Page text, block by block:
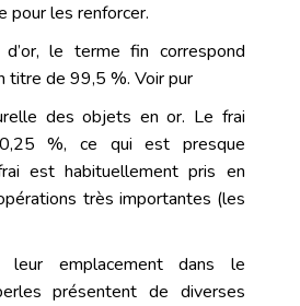
pour les renforcer.
or, le terme fin correspond
titre de 99,5 %. Voirpur
des objets en or. Le frai
%, ce qui est presque
est habituellement pris en
très importantes (les
leur emplacement dans le
présentent de diverses